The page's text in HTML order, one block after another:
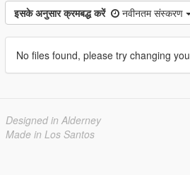
इसके अनुसार क्रमबद्ध करें नवीनतम संस्करण
No files found, please try changing
Designed in Alderney
Made in Los Santos